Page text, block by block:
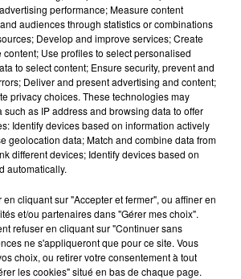
de l'eau. Une nouvelle toiture
install�e.
s'�l�ve� 3.68 millions d'euros
align="aligncenter"
Europa[/caption]
pas comme les autres au Parc animalier de...
de lunette gratuite pour voir l’éclipse
performance; Measure content
audiences through statistics or combinations
Develop and improve services; Create
Use profiles to select personalised
to select content; Ensure security, prevent and
Deliver and present advertising and content;
privacy choices. These technologies may
as IP address and browsing data to offer
Identify devices based on information actively
geolocation data; Match and combine data from
different devices; Identify devices based on
automatically.
cliquant sur "Accepter et fermer", ou affiner en
et/ou partenaires dans "Gérer mes choix".
refuser en cliquant sur "Continuer sans
ne s'appliqueront que pour ce site. Vous
choix, ou retirer votre consentement à tout
les cookies" situé en bas de chaque page.